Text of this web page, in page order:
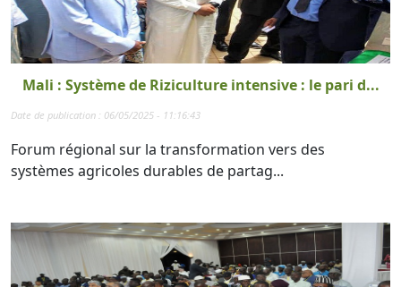
Mali : Système de Riziculture intensive : le pari d...
Date de publication : 06/05/2025 - 11:16:43
Forum régional sur la transformation vers des
systèmes agricoles durables de partag...